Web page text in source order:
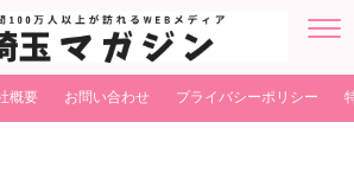
概要 お問い合わせ プライバシーポリシー